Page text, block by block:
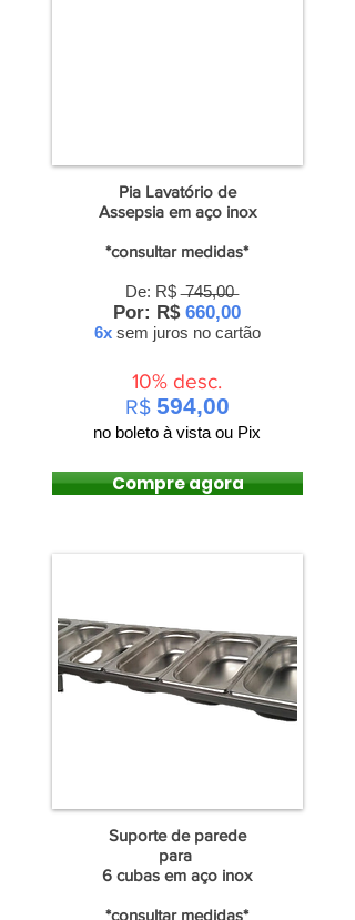
Pia Lavatório de
Assepsiaem aço inox
*consultar medidas*
De: R$ ̶7̶4̶5̶,̶0̶0̶
Por: R$ 660,00
6x sem juros no cartão
10% desc.
R$ 594,00
no boleto à vista ou Pix
Compre agora
Suporte de parede
para
6 cubas em aço inox
*consultar medidas*